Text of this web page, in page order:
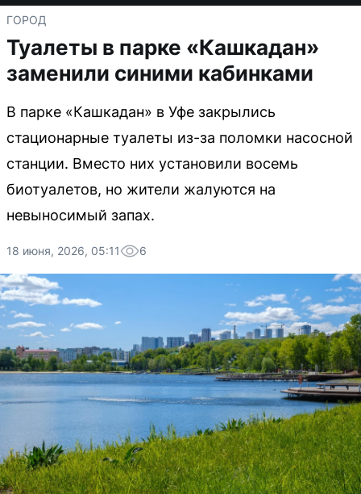
ГОРОД
Туалеты в парке «Кашкадан»
заменили синими кабинками
В парке «Кашкадан» в Уфе закрылись
стационарные туалеты из-за поломки насосной
станции. Вместо них установили восемь
биотуалетов, но жители жалуются на
невыносимый запах.
18 июня, 2026, 05:11 6